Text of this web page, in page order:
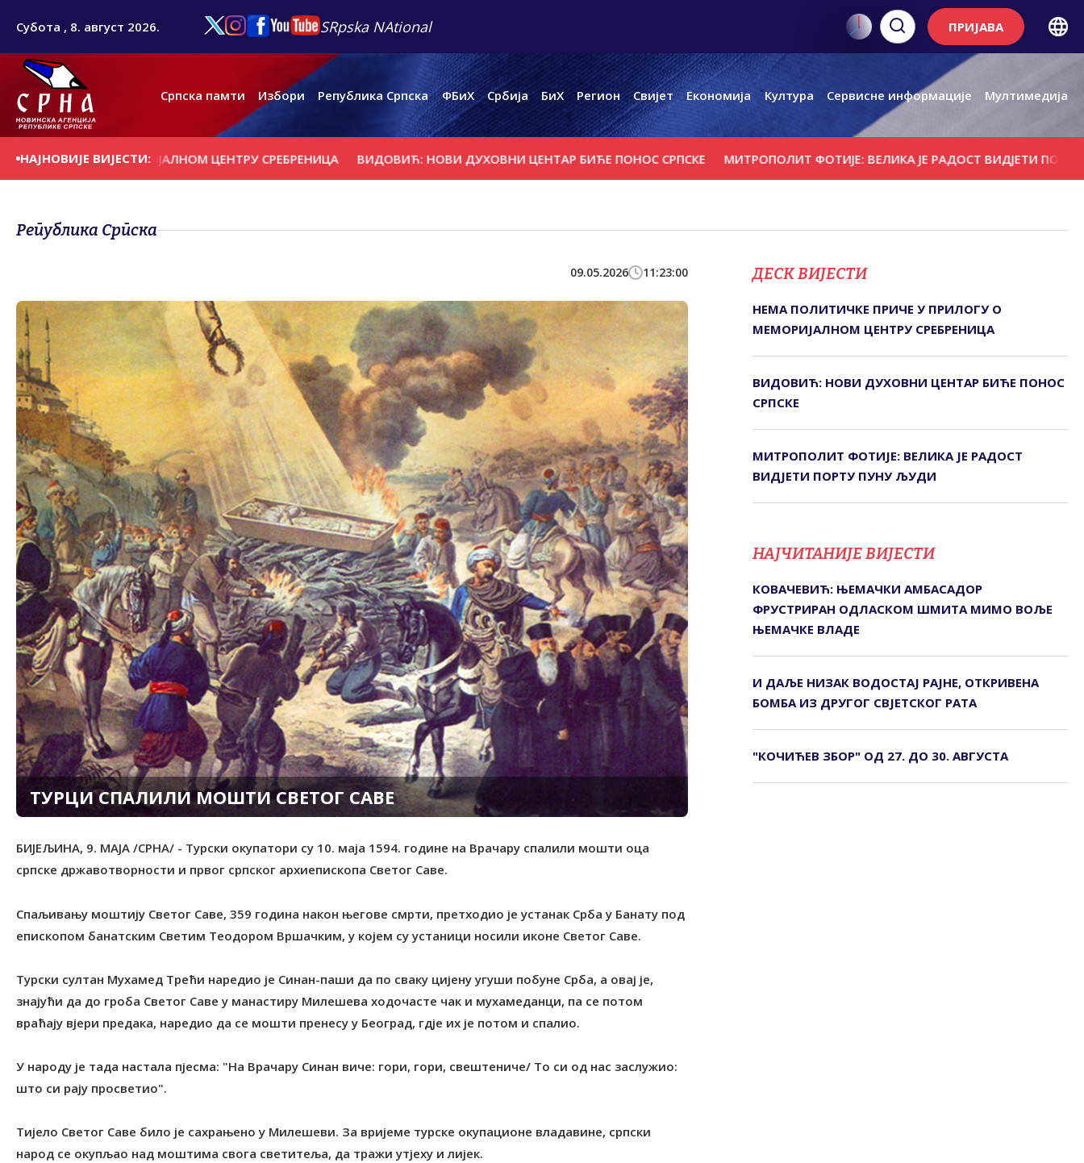
Субота , 8. август 2026. SRpska NAtional ПРИЈАВА
Српска памти Избори Република Српска ФБиХ Србија БиХ Регион Свијет Економија Култура Сервисне информације Мултимедија
НАЈНОВИЈЕ ВИЈЕСТИ:
О МЕМОРИЈАЛНОМ ЦЕНТРУ СРЕБРЕНИЦА ВИДОВИЋ: НОВИ ДУХОВНИ ЦЕНТАР БИЋЕ ПОНОС СРПСКЕ МИТРОПОЛИТ ФОТИЈЕ: ВЕЛИКА ЈЕ РАДОСТ ВИДЈЕТИ ПОРТУ ПУНУ
Република Српска
09.05.2026 11:23:00
ТУРЦИ СПАЛИЛИ МОШТИ СВЕТОГ САВЕ
БИЈЕЉИНА, 9. МАЈА /СРНА/ - Турски окупатори су 10. маја 1594. године на Врачару спалили мошти оца
српске државотворности и првог српског архиепископа Светог Саве.
Спаљивању моштију Светог Саве, 359 година након његове смрти, претходио је устанак Срба у Банату под
епископом банатским Светим Теодором Вршачким, у којем су устаници носили иконе Светог Саве.
Турски султан Мухамед Трећи наредио је Синан-паши да по сваку цијену угуши побуне Срба, а овај је,
знајући да до гроба Светог Саве у манастиру Милешева ходочасте чак и мухамеданци, па се потом
враћају вјери предака, наредио да се мошти пренесу у Београд, гдје их је потом и спалио.
У народу је тада настала пјесма: "На Врачару Синан виче: гори, гори, свештениче/ То си од нас заслужио:
што си рају просветио".
Тијело Светог Саве било је сахрањено у Милешеви. За вријеме турске окупационе владавине, српски
народ се окупљао над моштима свога светитеља, да тражи утјеху и лијек.
ДЕСК ВИЈЕСТИ
НЕМА ПОЛИТИЧКЕ ПРИЧЕ У ПРИЛОГУ О
МЕМОРИЈАЛНОМ ЦЕНТРУ СРЕБРЕНИЦА
ВИДОВИЋ: НОВИ ДУХОВНИ ЦЕНТАР БИЋЕ ПОНОС
СРПСКЕ
МИТРОПОЛИТ ФОТИЈЕ: ВЕЛИКА ЈЕ РАДОСТ
ВИДЈЕТИ ПОРТУ ПУНУ ЉУДИ
НАЈЧИТАНИЈЕ ВИЈЕСТИ
КОВАЧЕВИЋ: ЊЕМАЧКИ АМБАСАДОР
ФРУСТРИРАН ОДЛАСКОМ ШМИТА МИМО ВОЉЕ
ЊЕМАЧКЕ ВЛАДЕ
И ДАЉЕ НИЗАК ВОДОСТАЈ РАЈНЕ, ОТКРИВЕНА
БОМБА ИЗ ДРУГОГ СВЈЕТСКОГ РАТА
"КОЧИЋЕВ ЗБОР" ОД 27. ДО 30. АВГУСТА